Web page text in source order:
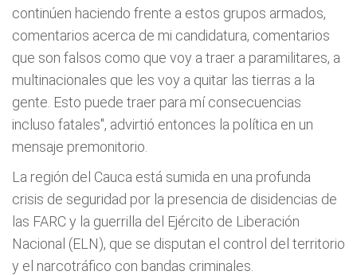
continúen haciendo frente a estos grupos armados,
comentarios acerca de mi candidatura, comentarios
que son falsos como que voy a traer a paramilitares, a
multinacionales que les voy a quitar las tierras a la
gente. Esto puede traer para mí consecuencias
incluso fatales", advirtió entonces la política en un
mensaje premonitorio.
La región del Cauca está sumida en una profunda
crisis de seguridad por la presencia de disidencias de
las FARC y la guerrilla del Ejército de Liberación
Nacional (ELN), que se disputan el control del territorio
y el narcotráfico con bandas criminales.